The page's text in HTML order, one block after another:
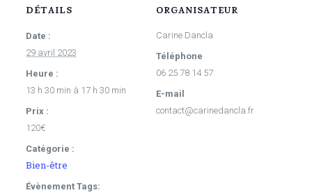
DÉTAILS
Date :
29 avril 2023
Heure :
13 h 30 min à 17 h 30 min
Prix :
120€
Catégorie :
Bien-être
Évènement Tags:
ORGANISATEUR
Carine Dancla
Téléphone
06 25 78 14 57
E-mail
contact@carinedancla.fr